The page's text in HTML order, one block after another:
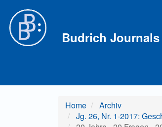
Hauptinhalt
Sidebar
Budrich Journals
Home
Archiv
Jg. 26, Nr. 1-2017: